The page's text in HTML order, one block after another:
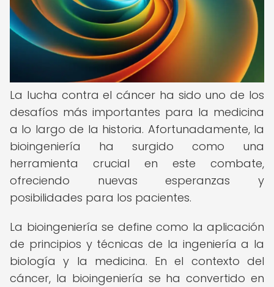
La lucha contra el cáncer ha sido uno de los
desafíos más importantes para la medicina
a lo largo de la historia. Afortunadamente, la
bioingeniería ha surgido como una
herramienta crucial en este combate,
ofreciendo nuevas esperanzas y
posibilidades para los pacientes.
La bioingeniería se define como la aplicación
de principios y técnicas de la ingeniería a la
biología y la medicina. En el contexto del
cáncer, la bioingeniería se ha convertido en